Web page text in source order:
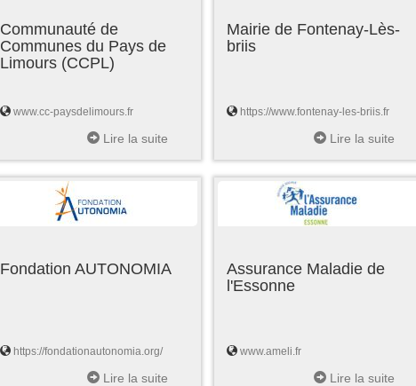
Communauté de
Communes du Pays de
Limours (CCPL)
www.cc-paysdelimours.fr
Lire la suite
Mairie de Fontenay-Lès-
briis
https://www.fontenay-les-briis.fr
Lire la suite
Fondation AUTONOMIA
https://fondationautonomia.org/
Lire la suite
Assurance Maladie de
l'Essonne
www.ameli.fr
Lire la suite